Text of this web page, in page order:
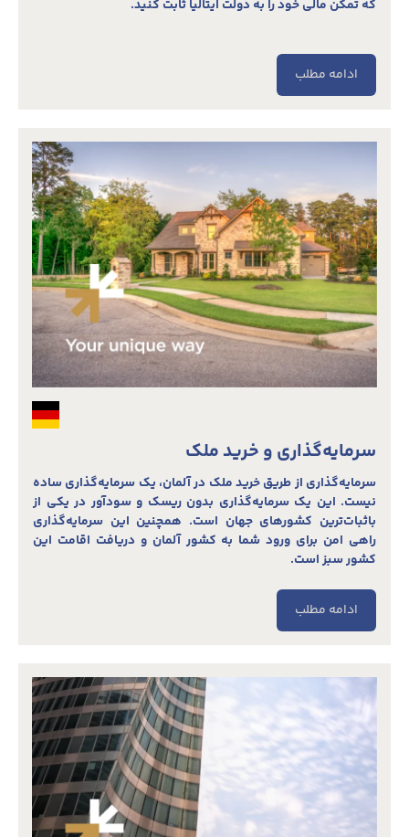
که تمکن مالی خود را به دولت ایتالیا ثابت کنید.
ادامه مطلب
سرمایه‌گذاری و خرید ملک
سرمایه‌گذاری از طریق خرید ملک در آلمان، یک سرمایه‌گذاری ساده
نیست. این یک سرمایه‌گذاری بدون ریسک و سودآور در یکی از
باثبات‌ترین کشورهای جهان است. همچنین این سرمایه‌گذاری
راهی امن برای ورود شما به کشور آلمان و دریافت اقامت این
کشور سبز است.
ادامه مطلب